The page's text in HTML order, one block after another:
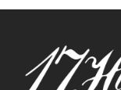
post: